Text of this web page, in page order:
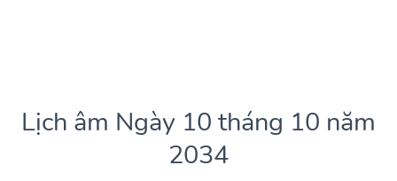
Lịch âm Ngày 10 tháng 10 năm
2034